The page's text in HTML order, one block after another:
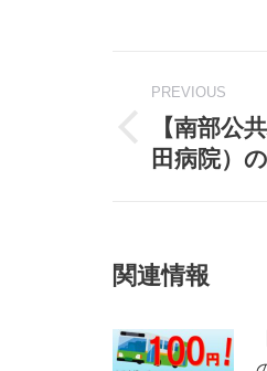
navigation
PREVIOUS
Previous
post:
【南部公
田病院）
関連情報